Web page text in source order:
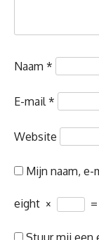
Naam *
E-mail*
Website
Mijn naam, e-
eight × =